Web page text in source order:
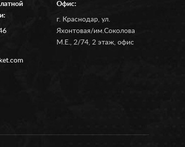
Офис:
г. Краснодар, ул.
Яхонтовая/им.Соколова
М.Е., 2/74, 2 этаж, офис